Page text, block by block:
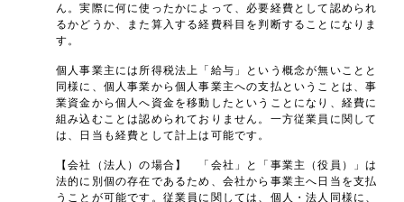
ん。実際に何に使ったかによって、必要経費として認められ
るかどうか、また算入する経費科目を判断することになりま
す。
個人事業主には所得税法上「給与」という概念が無いことと
同様に、個人事業から個人事業主への支払ということは、事
業資金から個人へ資金を移動したということになり、経費に
組み込むことは認められておりません。一方従業員に関して
は、日当も経費として計上は可能です。
【会社（法人）の場合】 「会社」と「事業主（役員）」は
法的に別個の存在であるため、会社から事業主へ日当を支払
うことが可能です。従業員に関しては、個人・法人同様に、